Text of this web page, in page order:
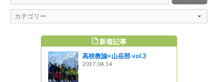
新着記事
高校教諭×山岳部 vol.3
2017.04.14